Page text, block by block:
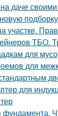
даче
подборку
участке.
ТБО.
для
для
для